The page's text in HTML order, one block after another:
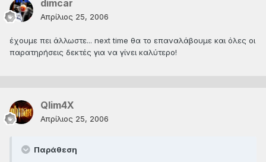
dimcar
Απρίλιος 25, 2006
έχουμε πει άλλωστε... next time θα το επαναλάβουμε και όλες οι
παρατηρήσεις δεκτές για να γίνει καλύτερο!
Qlim4X
Απρίλιος 25, 2006
Παράθεση